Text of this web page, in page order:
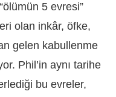
5 evresi”
olan inkâr, öfke,
gelen kabullenme
Phil’in aynı tarihe
bu evreler,